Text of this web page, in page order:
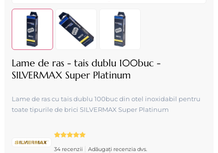
Lame de ras - tais dublu 100buc -
SILVERMAX Super Platinum
Lame de ras cu tais dublu 100buc din otel inoxidabil pentru
toate tipurile de brici SILVERMAX Super Platinum
34 recenzii Adăugați recenzia dvs.